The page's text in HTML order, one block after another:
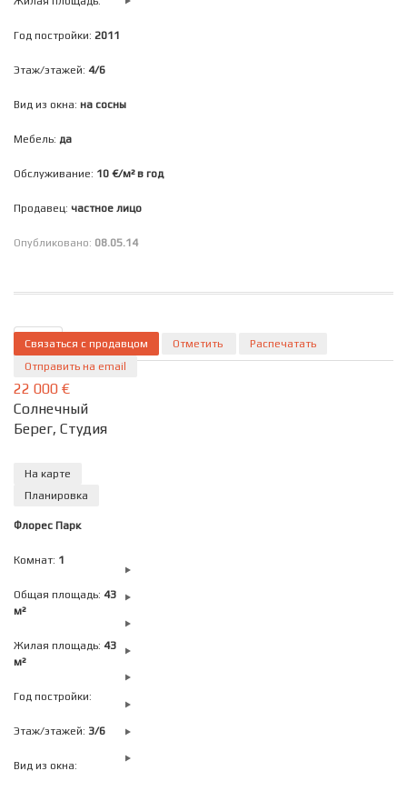
Год постройки: 2011
Этаж/этажей: 4/6
Вид из окна: на сосны
Мебель: да
Обслуживание: 10 €/м² в год
Продавец: частное лицо
Опубликовано: 08.05.14
Связаться с продавцом Отметить
Распечатать
Отправить на email
ID 12 Подробно
22 000 €
Солнечный
Берег, Студия
На карте
Планировка
Флорес Парк
Комнат: 1
Общая площадь: 43
м²
Жилая площадь: 43
м²
Год постройки:
Этаж/этажей: 3/6
Вид из окна: